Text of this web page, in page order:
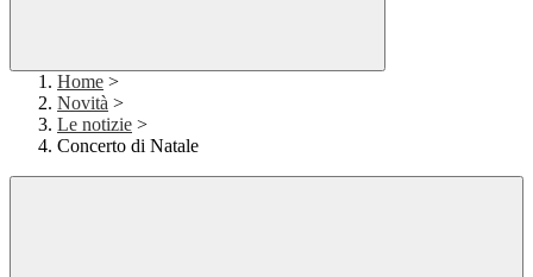
Home >
Novità >
Le notizie >
Concerto di Natale